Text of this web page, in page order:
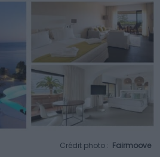
Crédit photo : Fairmoove